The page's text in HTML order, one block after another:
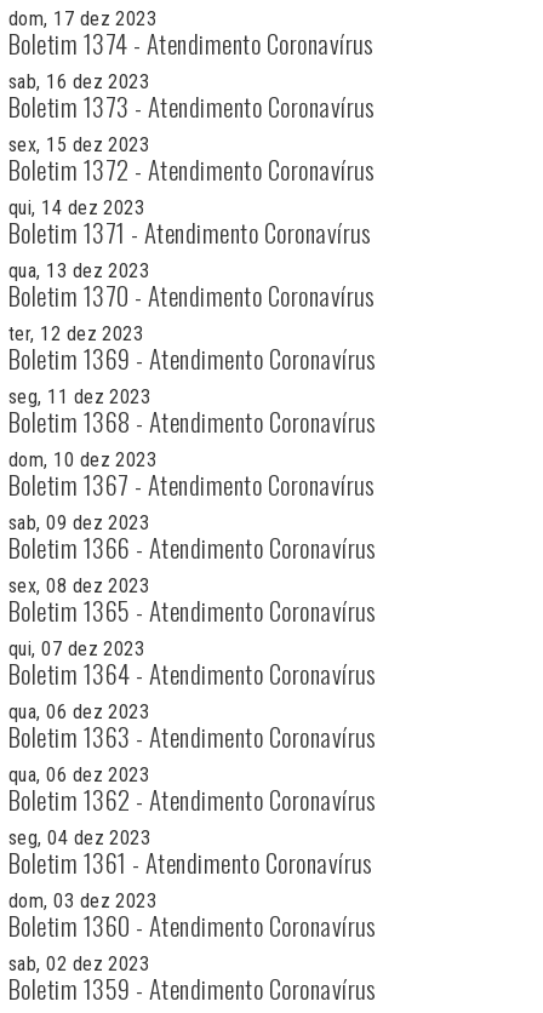
dom, 17 dez 2023
Boletim 1374 - Atendimento Coronavírus
sab, 16 dez 2023
Boletim 1373 - Atendimento Coronavírus
sex, 15 dez 2023
Boletim 1372 - Atendimento Coronavírus
qui, 14 dez 2023
Boletim 1371 - Atendimento Coronavírus
qua, 13 dez 2023
Boletim 1370 - Atendimento Coronavírus
ter, 12 dez 2023
Boletim 1369 - Atendimento Coronavírus
seg, 11 dez 2023
Boletim 1368 - Atendimento Coronavírus
dom, 10 dez 2023
Boletim 1367 - Atendimento Coronavírus
sab, 09 dez 2023
Boletim 1366 - Atendimento Coronavírus
sex, 08 dez 2023
Boletim 1365 - Atendimento Coronavírus
qui, 07 dez 2023
Boletim 1364 - Atendimento Coronavírus
qua, 06 dez 2023
Boletim 1363 - Atendimento Coronavírus
qua, 06 dez 2023
Boletim 1362 - Atendimento Coronavírus
seg, 04 dez 2023
Boletim 1361 - Atendimento Coronavírus
dom, 03 dez 2023
Boletim 1360 - Atendimento Coronavírus
sab, 02 dez 2023
Boletim 1359 - Atendimento Coronavírus